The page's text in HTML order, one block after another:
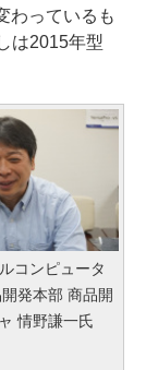
わっているも
は2015年型
コンピュータ
発本部 商品開
情野謙一氏